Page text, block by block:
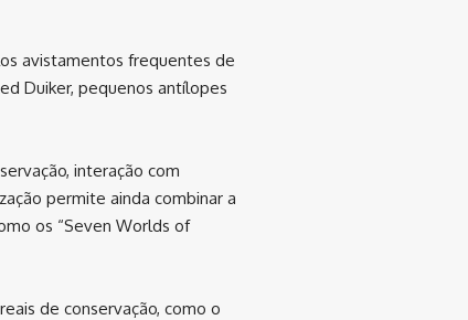
avistamentos frequentes de
Duiker, pequenos antílopes
interação com
permite ainda combinar a
os “Seven Worlds of
de conservação, como o